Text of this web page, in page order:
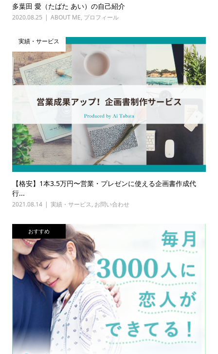
多葉田 愛（たばた あい）の自己紹介
2020.08.25 ABOUT ME, プロフィール
実績・サービス
【格安】1本3.5万円〜営業・プレゼンに使える企画書作成代
行...
2021.08.14 実績・サービス, お問い合わせ
おすすめ